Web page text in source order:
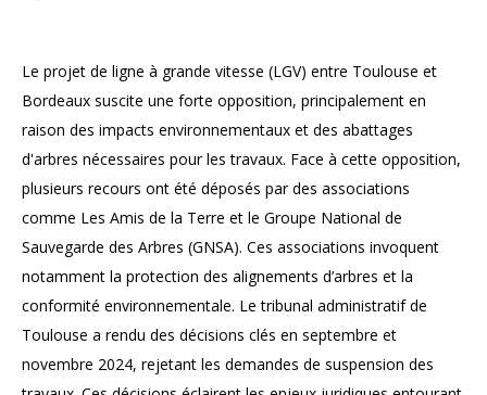
Le projet de ligne à grande vitesse (LGV) entre Toulouse et
Bordeaux suscite une forte opposition, principalement en
raison des impacts environnementaux et des abattages
d'arbres nécessaires pour les travaux. Face à cette opposition,
plusieurs recours ont été déposés par des associations
comme Les Amis de la Terre et le Groupe National de
Sauvegarde des Arbres (GNSA). Ces associations invoquent
notamment la protection des alignements d’arbres et la
conformité environnementale. Le tribunal administratif de
Toulouse a rendu des décisions clés en septembre et
novembre 2024, rejetant les demandes de suspension des